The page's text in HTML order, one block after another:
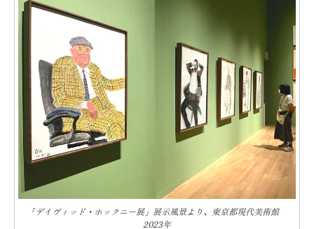
「デイヴィッド・ホックニー展」展示風景より、東京都現代美術館
2023年